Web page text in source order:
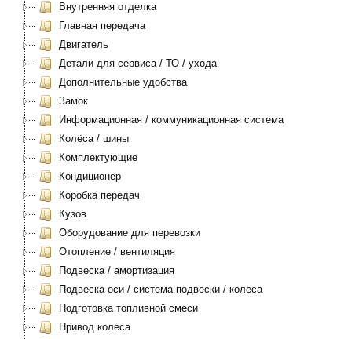
Внутренняя отделка
Главная передача
Двигатель
Детали для сервиса / ТО / ухода
Дополнительные удобства
Замок
Информационная / коммуникационная система
Колёса / шины
Комплектующие
Кондиционер
Коробка передач
Кузов
Оборудование для перевозки
Отопление / вентиляция
Подвеска / амортизация
Подвеска оси / система подвески / колеса
Подготовка топливной смеси
Привод колеса